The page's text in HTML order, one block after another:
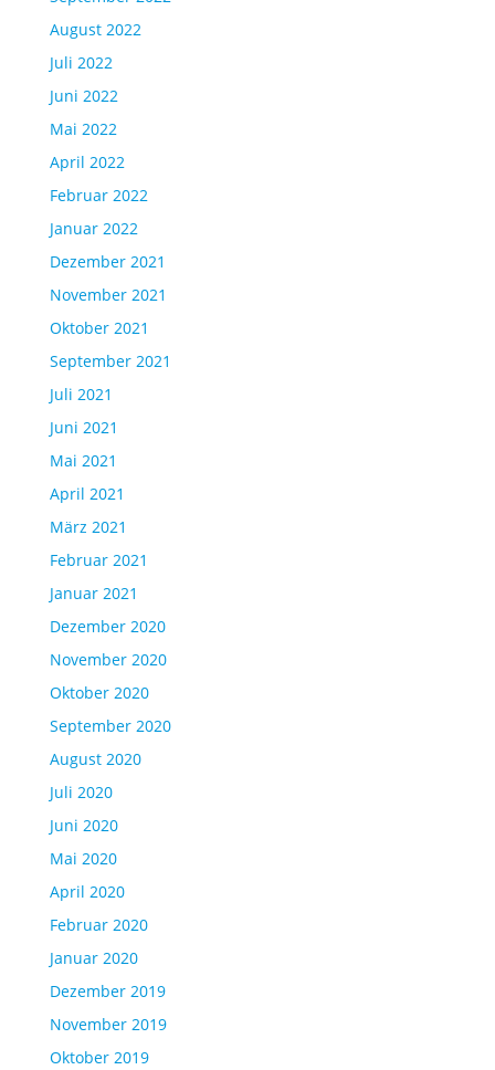
August 2022
Juli 2022
Juni 2022
Mai 2022
April 2022
Februar 2022
Januar 2022
Dezember 2021
November 2021
Oktober 2021
September 2021
Juli 2021
Juni 2021
Mai 2021
April 2021
März 2021
Februar 2021
Januar 2021
Dezember 2020
November 2020
Oktober 2020
September 2020
August 2020
Juli 2020
Juni 2020
Mai 2020
April 2020
Februar 2020
Januar 2020
Dezember 2019
November 2019
Oktober 2019